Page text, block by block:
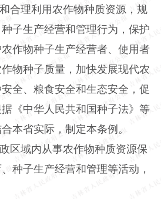
合理利用农作物种质资源，规
子生产经营和管理行为，保护
作物种子生产经营者、使用者
物种子质量，加快发展现代农
全、粮食安全和生态安全，促
《中华人民共和国种子法》等
本省实际，制定本条例。
区域内从事农作物种质资源保
种子生产经营和管理等活动，